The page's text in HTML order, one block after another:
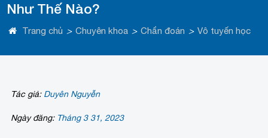
Như Thế Nào?
Trang chủ > Chuyên khoa > Chẩn đoán > Vô tuyến học
Tác giả: Duyên Nguyễn
Ngày đăng: Tháng 3 31, 2023